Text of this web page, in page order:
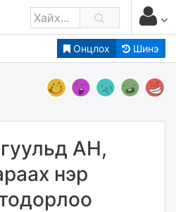
Онцлох Шинэ
АН,
нэр